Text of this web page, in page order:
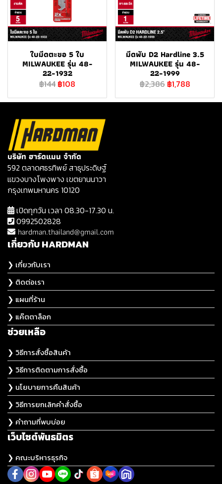
ใบมีดตะขอ 5 ใบ
MILWAUKEE รุ่น 48-
22-1932
฿144 ฿108
มีดพับ D2 Hardline 3.5
MILWAUKEE รุ่น 48-
22-1999
฿2,386 ฿1,788
บริษัท ฮาร์ดแมน จำกัด
592 ตลาดศธรทิพย์ สาธุประดิษฐ์
แขวงบางโพงพาง เขตยานนาวา
กรุงเทพมหานคร 10120
เปิดทุกวัน เวลา 08.30-17.30 น.
0992502828
hardman.thailand@gmail.com
เกี่ยวกับ HARDMAN
❯ เกี่ยวกับเรา
❯ ติดต่อเรา
❯ แผนที่ร้าน
❯ แค๊ตตาล็อก
ช่วยเหลือ
❯ วิธีการสั่งซื้อสินค้า
❯ วิธีการติดตามการสั่งซื้อ
❯ นโยบายการคืนสินค้า
❯ วิธีการยกเลิกคำสั่งซื้อ
❯ คำถามที่พบบ่อย
เว็บไซต์พันธมิตร
❯ คณะบริหารธุรกิจ